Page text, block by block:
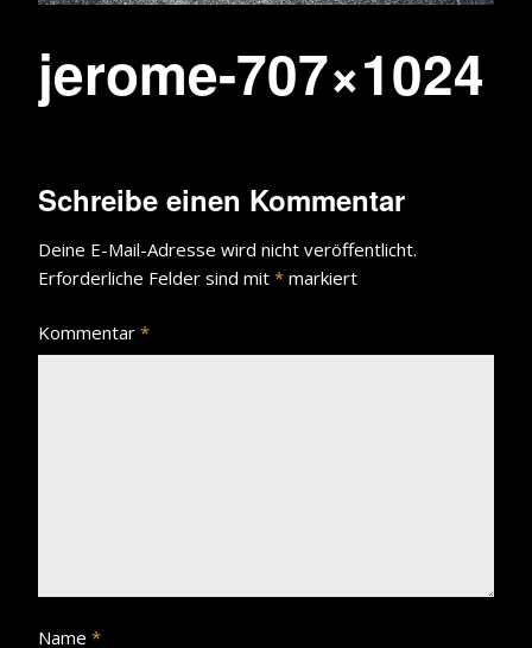
jerome-707×1024
Schreibe einen Kommentar
Deine E-Mail-Adresse wird nicht veröffentlicht.
Erforderliche Felder sind mit * markiert
Kommentar *
Name *